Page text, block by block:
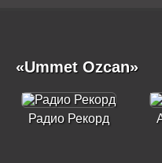
«Ummet Ozcan»
Радио Рекорд